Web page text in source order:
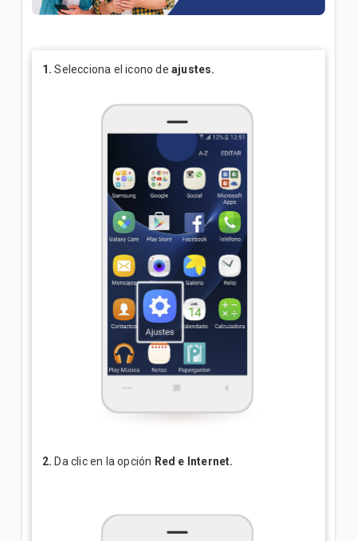
¿Cómo consultar tus consumos en Mi.Tigo? | Móvil
préstamo | Móvil
1. Selecciona el icono deajustes.
2. Da clic en la opción Red e Internet.